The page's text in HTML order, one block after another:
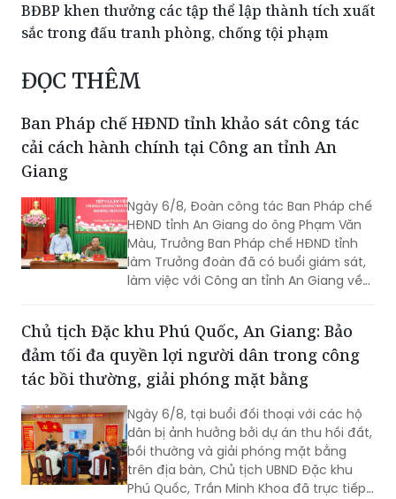
BĐBP khen thưởng các tập thể lập thành tích xuất
sắc trong đấu tranh phòng, chống tội phạm
ĐỌC THÊM
Ban Pháp chế HĐND tỉnh khảo sát công tác
cải cách hành chính tại Công an tỉnh An
Giang
Ngày 6/8, Đoàn công tác Ban Pháp chế
HĐND tỉnh An Giang do ông Phạm Văn
Màu, Trưởng Ban Pháp chế HĐND tỉnh
làm Trưởng đoàn đã có buổi giám sát,
làm việc với Công an tỉnh An Giang về
Công an, nhằm đánh giá kết quả thực
hiện, kịp thời ghi nhận những khó khăn,
vướng mắc và đề xuất các giải pháp
nâng cao chất lượng phục vụ Nhân
dân, cơ quan, tổ chức. Tiếp và làm việc
với đoàn có Đại tá Huỳnh Thanh Lâm,
Phó Giám đốc Công an tỉnh; cùng đại
diện lãnh đạo một số phòng nghiệp vụ
Công an tỉnh.
Chủ tịch Đặc khu Phú Quốc, An Giang: Bảo
đảm tối đa quyền lợi người dân trong công
tác bồi thường, giải phóng mặt bằng
Ngày 6/8, tại buổi đối thoại với các hộ
dân bị ảnh hưởng bởi dự án thu hồi đất,
bồi thường và giải phóng mặt bằng
trên địa bàn, Chủ tịch UBND Đặc khu
Phú Quốc, Trần Minh Khoa đã trực tiếp